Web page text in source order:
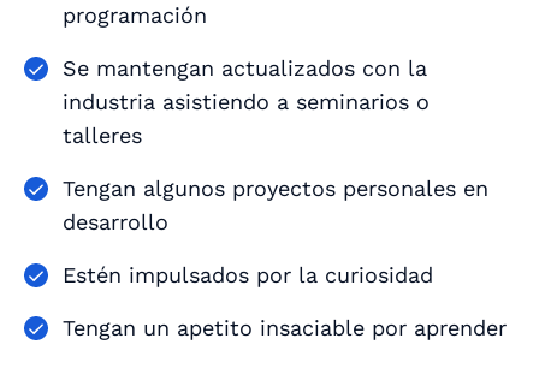
programación
Se mantengan actualizados con la
industria asistiendo a seminarios o
talleres
Tengan algunos proyectos personales en
desarrollo
Estén impulsados por la curiosidad
Tengan un apetito insaciable por aprender